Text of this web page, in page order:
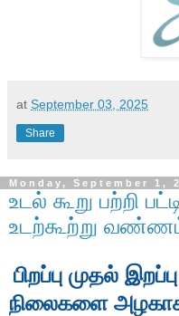
at September 03, 2025
Share
Monday, September 1,
உடல் கூறு பற்றி
உடற்கூற்று
பிறப்பு முதல்
நிலைகளை